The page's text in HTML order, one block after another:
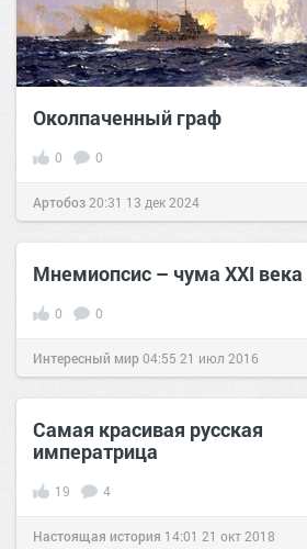
Околпаченный граф
0 0
Артобоз 20:31 13 дек 2024
Мнемиопсис – чума ХХI века
0 0
Интересный мир04:55 21 июл 2016
Самая красивая русская
императрица
19 4
Настоящая история 14:01 21 окт 2018